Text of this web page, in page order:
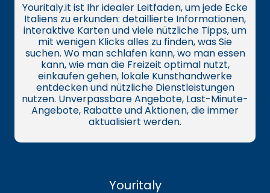
Youritaly.it ist Ihr idealer Leitfaden, um jede Ecke
Italiens zu erkunden: detaillierte Informationen,
interaktive Karten und viele nützliche Tipps, um
mit wenigen Klicks alles zu finden, was Sie
suchen. Wo man schlafen kann, wo man essen
kann, wie man die Freizeit optimal nutzt,
einkaufen gehen, lokale Kunsthandwerke
entdecken und nützliche Dienstleistungen
nutzen. Unverpassbare Angebote, Last-Minute-
Angebote, Rabatte und Aktionen, die immer
aktualisiert werden.
Youritaly